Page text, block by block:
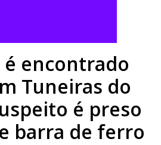
encontrado
Tuneiras do
é preso
barra de ferro